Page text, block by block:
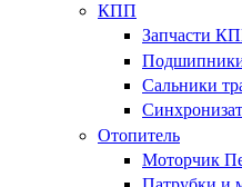
КПП
Запчасти
Сальники
Отопитель
Моторчик